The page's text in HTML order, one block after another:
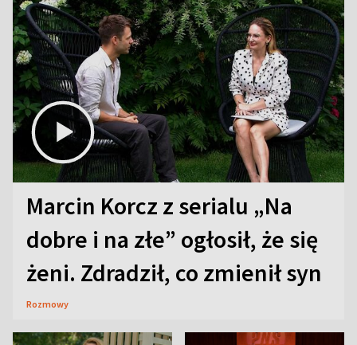
Marcin Korcz z serialu „Na
dobre i na złe” ogłosił, że się
żeni. Zdradził, co zmienił syn
Rozmowy